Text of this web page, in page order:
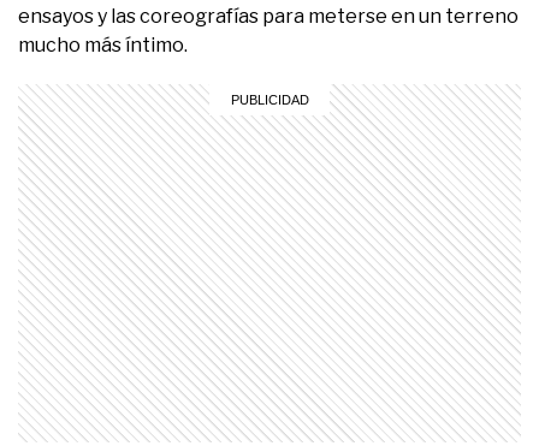
ensayos y las coreografías para meterse en un terreno
mucho más íntimo.